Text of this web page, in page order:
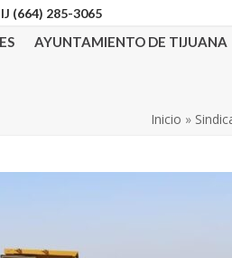
(664) 285-3065
AYUNTAMIENTO DE TIJUANA
Inicio »